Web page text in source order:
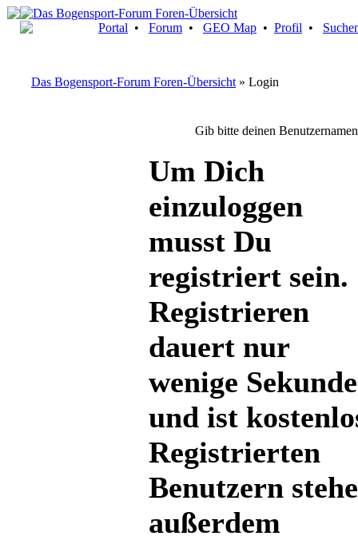
Portal • Forum • GEO Map • Profil •
Das Bogensport-Forum Foren-Übersicht » Login
Gib bitte deinen
Um Dich
einzuloggen
musst Du
registriert sein.
Registrieren
dauert nur
wenige
und ist
Registrierten
Benutzern
außerdem